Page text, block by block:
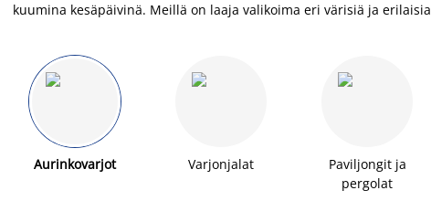
kuumina kesäpäivinä. Meillä on laaja valikoima eri värisiä ja
Aurinkovarjot Varjonjalat
Paviljongit ja
pergolat